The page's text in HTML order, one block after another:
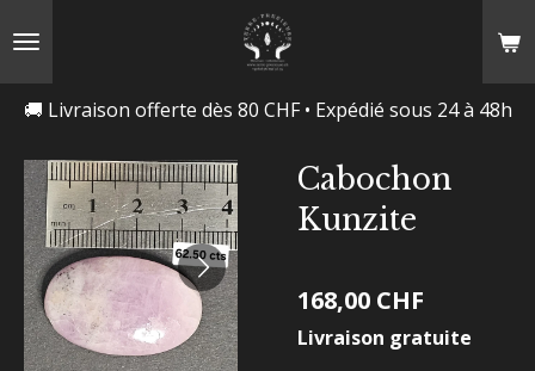
🚚 Livraison offerte dès 80 CHF • Expédié sous 24 à 48h
Cabochon
Kunzite
168,00 CHF
Livraison gratuite